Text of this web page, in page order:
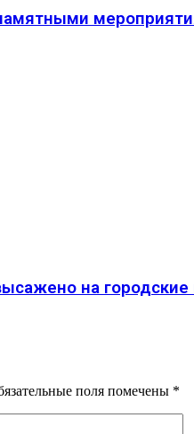
на
поля помечены *